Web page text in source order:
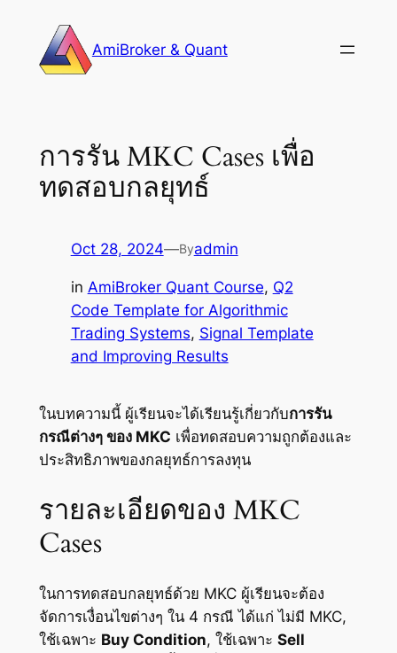
content
AmiBroker & Quant
การรัน MKC Cases เพื่อ
ทดสอบกลยุทธ์
Oct 28, 2024—Byadmin
in AmiBroker Quant Course, Q2
Code Template for Algorithmic
Trading Systems, Signal Template
and Improving Results
ในบทความนี้ ผู้เรียนจะได้เรียนรู้เกี่ยวกับการรัน
กรณีต่างๆ ของ MKC เพื่อทดสอบความถูกต้องและ
ประสิทธิภาพของกลยุทธ์การลงทุน
รายละเอียดของ MKC
Cases
ในการทดสอบกลยุทธ์ด้วย MKC ผู้เรียนจะต้อง
จัดการเงื่อนไขต่างๆ ใน 4 กรณี ได้แก่ ไม่มี MKC,
ใช้เฉพาะ Buy Condition, ใช้เฉพาะ Sell